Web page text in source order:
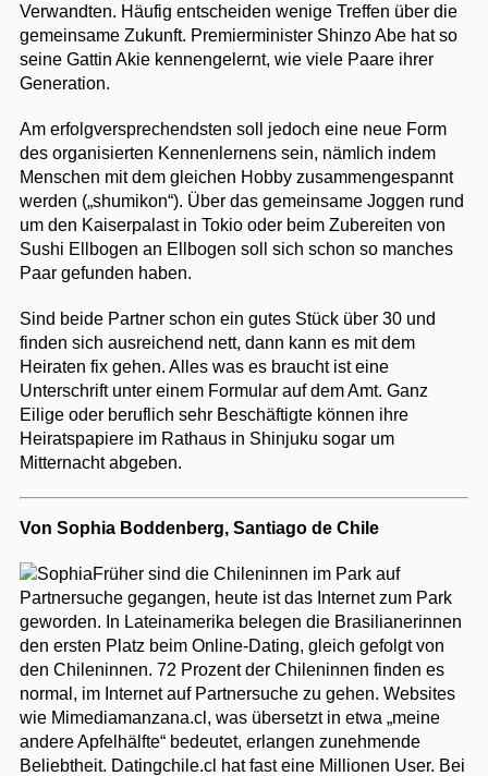
Verwandten. Häufig entscheiden wenige Treffen über die
gemeinsame Zukunft. Premierminister Shinzo Abe hat so
seine Gattin Akie kennengelernt, wie viele Paare ihrer
Generation.
Am erfolgversprechendsten soll jedoch eine neue Form
des organisierten Kennenlernens sein, nämlich indem
Menschen mit dem gleichen Hobby zusammengespannt
werden („shumikon“). Über das gemeinsame Joggen rund
um den Kaiserpalast in Tokio oder beim Zubereiten von
Sushi Ellbogen an Ellbogen soll sich schon so manches
Paar gefunden haben.
Sind beide Partner schon ein gutes Stück über 30 und
finden sich ausreichend nett, dann kann es mit dem
Heiraten fix gehen. Alles was es braucht ist eine
Unterschrift unter einem Formular auf dem Amt. Ganz
Eilige oder beruflich sehr Beschäftigte können ihre
Heiratspapiere im Rathaus in Shinjuku sogar um
Mitternacht abgeben.
Von Sophia Boddenberg, Santiago de Chile
Früher sind die Chileninnen im Park auf
Partnersuche gegangen, heute ist das Internet zum Park
geworden. In Lateinamerika belegen die Brasilianerinnen
den ersten Platz beim Online-Dating, gleich gefolgt von
den Chileninnen. 72 Prozent der Chileninnen finden es
normal, im Internet auf Partnersuche zu gehen. Websites
wie Mimediamanzana.cl, was übersetzt in etwa „meine
andere Apfelhälfte“ bedeutet, erlangen zunehmende
Beliebtheit. Datingchile.cl hat fast eine Millionen User. Bei